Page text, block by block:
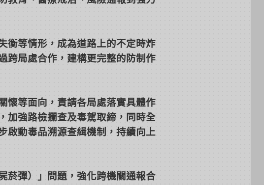
衡等情形，成為道路上的不定時炸
跨局處合作，建構更完整的防制作
懷等面向，責請各局處落實具體作
加強路檢攔查及毒駕取締，同時全
啟動毒品溯源查緝機制，持續向上
菸彈）」問題，強化跨機關通報合